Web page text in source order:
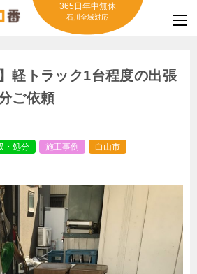
365日年中無休
石川全域対応
軽トラック1台程度の出張
ご依頼
・処分 施工事例 白山市